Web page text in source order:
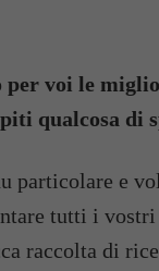
per voi le
qualcosa di
particolare e
tutti i
raccolta di